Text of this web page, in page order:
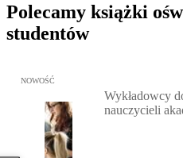
Polecamy książki
studentów
Przejdź do: Wykładowcy
NOWOŚĆ
Wykładowcy
nauczycieli